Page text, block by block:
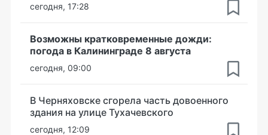
сегодня, 17:28
Возможны кратковременные дожди:
погода в Калининграде 8 августа
сегодня, 09:00
В Черняховске сгорела часть довоенного
здания на улице Тухачевского
сегодня, 12:09